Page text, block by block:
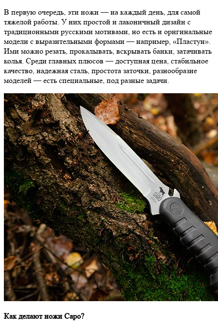
В первую очередь, эти ножи — на каждый день, для самой
тяжелой работы. У них простой и лаконичный дизайн с
традиционными русскими мотивами, но есть и оригинальные
модели с выразительными формами — например, «Пластун».
Ими можно резать, прокалывать, вскрывать банки, затачивать
колья. Среди главных плюсов — доступная цена, стабильное
качество, надежная сталь, простота заточки, разнообразие
моделей — есть специальные, под разные задачи.
Как делают ножи Саро?